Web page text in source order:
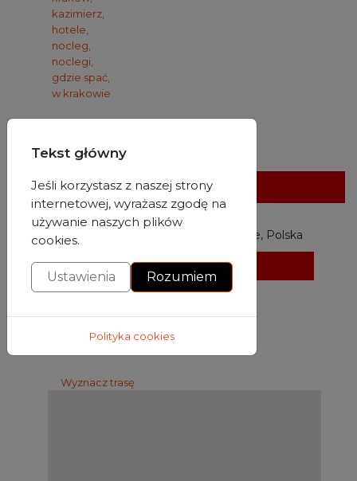
kazimierz,
hotele,
nocleg,
noclegi,
gdzie spać,
w krakowie
Gdzie nas znajdziesz?
Halicka 14, 31-036 Kraków, małopolskie, Polska
Wyślij wiadomość
12 889 90 00
krakow.kazimierz@purohotel.pl
Wyznacz trasę
Tekst główny
Jeśli korzystasz z naszej strony
internetowej, wyrażasz zgodę na
używanie naszych plików
cookies.
Ustawienia Rozumiem
Polityka cookies